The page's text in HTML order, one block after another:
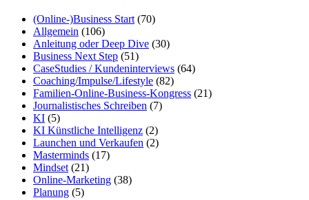
(Online-)Business Start (70)
Allgemein (106)
Anleitung oder Deep Dive (30)
Business Next Step (51)
CaseStudies / Kundeninterviews (64)
Coaching/Impulse/Lifestyle (82)
Familien-Online-Business-Kongress (21)
Journalistisches Schreiben (7)
KI (5)
KI Künstliche Intelligenz (2)
Launchen und Verkaufen (2)
Masterminds (17)
Mindset (21)
Online-Marketing (38)
Planung (5)